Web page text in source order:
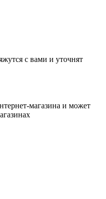
с вами и уточнят
магазина и может